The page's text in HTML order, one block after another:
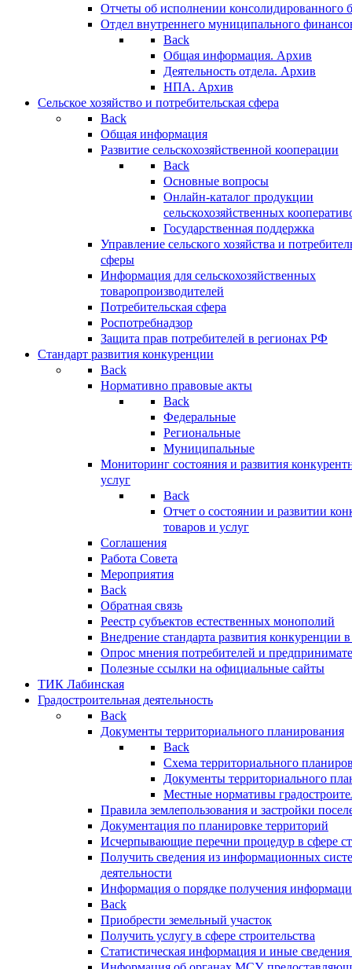
Отчеты об исполнении консолидированного
Отдел внутреннего муниципального
Back
Общая информация. Архив
Деятельность отдела. Архив
НПА. Архив
Сельское хозяйство и потребительская сфера
Back
Общая информация
Развитие сельскохозяйственной кооперации
Back
Основные вопросы
Онлайн-каталог продукции
сельскохозяйственных
Государственная поддержка
Управление сельского хозяйства и
сферы
Информация для сельскохозяйственных
товаропроизводителей
Потребительская сфера
Роспотребнадзор
Защита прав потребителей в регионах РФ
Стандарт развития конкуренции
Back
Нормативно правовые акты
Back
Федеральные
Региональные
Муниципальные
Мониторинг состояния и развития
услуг
Back
Отчет о состоянии и развитии
товаров и услуг
Соглашения
Работа Совета
Мероприятия
Back
Обратная связь
Реестр субъектов естественных монополий
Внедрение стандарта развития конкуренции
Опрос мнения потребителей и
Полезные ссылки на официальные сайты
ТИК Лабинская
Градостроительная деятельность
Back
Документы территориального планирования
Back
Схема территориального
Документы территориального
Местные нормативы
Правила землепользования и застройки
Документация по планировке территорий
Исчерпывающие перечни процедур в сфере
Получить сведения из информационных
деятельности
Информация о порядке получения
Back
Приобрести земельный участок
Получить услугу в сфере строительства
Статистическая информация и иные сведения